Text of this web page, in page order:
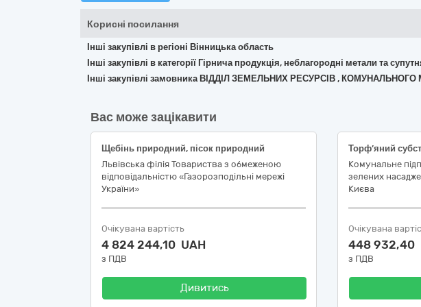
Корисні посилання
Інші закупівлі в регіоні Вінницька область
Інші закупівлі в категорії Гірнича продукція, неблагородні метали та
Інші закупівлі замовника ВІДДІЛ ЗЕМЕЛЬНИХ РЕСУРСІВ ,
Вас може зацікавити
Щебінь природний, пісок природний
Львівська філія Товариства з обмеженою
відповідальністю «Газорозподільні мережі
України»
Очікувана вартість
4 824 244,10 UAH
з ПДВ
Дивитись
Торф’яний
Комунальне
зелених
Києва
Очікувана
448 932,40
з ПДВ